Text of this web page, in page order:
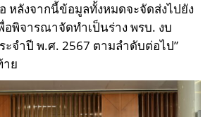
หลังจากนี้ข้อมูลทั้งหมดจะจัดส่งไปยัง
พิจารณาจัดทำเป็นร่าง พรบ. งบ
จำปี พ.ศ. 2567 ตามลำดับต่อไป”
ย